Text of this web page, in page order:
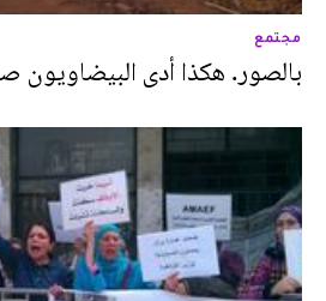
مجتمع
بالصور. هكذا أدى البيضاويون